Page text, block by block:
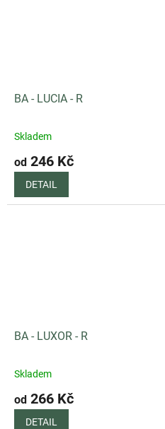
BA - LUCIA - R
Skladem
od 246 Kč
DETAIL
BA - LUXOR - R
Skladem
od 266 Kč
DETAIL